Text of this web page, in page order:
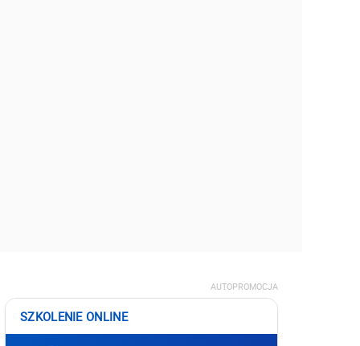
AUTOPROMOCJA
SZKOLENIE ONLINE